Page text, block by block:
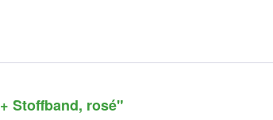
Stoffband, rosé"